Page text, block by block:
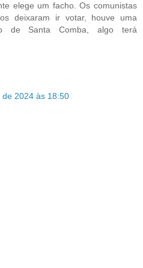
elege um facho. Os comunistas
deixaram ir votar, houve uma
de Santa Comba, algo terá
de 2024 às 18:50